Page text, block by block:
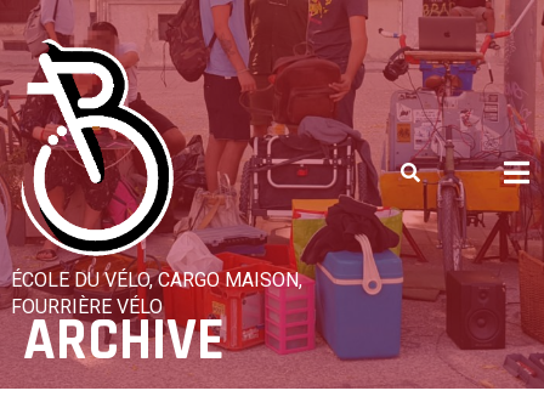
Skip
to
content
ÉCOLE DU VÉLO, CARGO MAISON,
FOURRIÈRE VÉLO
ARCHIVE